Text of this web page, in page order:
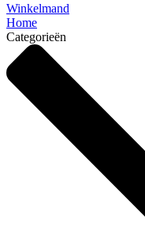
Winkelmand
Home
Categorieën